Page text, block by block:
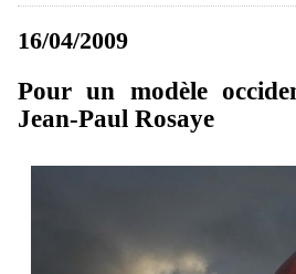
16/04/2009
Pour un modèle
Jean-Paul Rosaye